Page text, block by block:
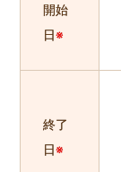
開始
日※
終了
日※